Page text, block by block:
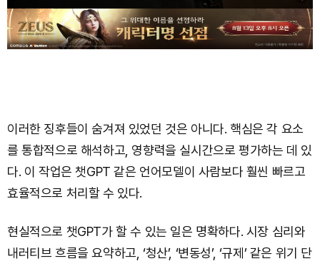
이러한 징후들이 숨겨져 있었던 것은 아니다. 핵심은 각 요소
를 통합적으로 해석하고, 영향력을 실시간으로 평가하는 데 있
다. 이 작업은 챗GPT 같은 언어모델이 사람보다 훨씬 빠르고
효율적으로 처리할 수 있다.
현실적으로 챗GPT가 할 수 있는 일은 명확하다. 시장 심리와
내러티브 흐름을 요약하고, ‘청산’, ‘변동성’, ‘규제’ 같은 위기 단